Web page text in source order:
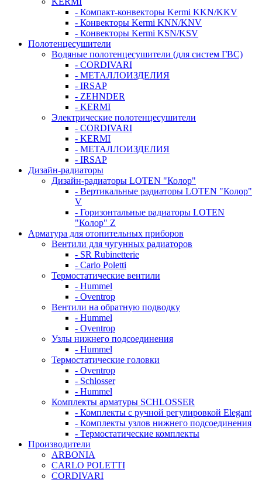
- Компакт-конвекторы Kermi KKN/KKV
- Конвекторы Kermi KNN/KNV
- Конвекторы Kermi KSN/KSV
Полотенцесушители
Водяные полотенцесушители (для систем ГВС)
- CORDIVARI
- МЕТАЛЛОИЗДЕЛИЯ
- IRSAP
- ZEHNDER
- KERMI
Электрические полотенцесушители
- CORDIVARI
- KERMI
- МЕТАЛЛОИЗДЕЛИЯ
- IRSAP
Дизайн-радиаторы
Дизайн-радиаторы LOTEN "Колор"
- Вертикальные радиаторы LOTEN "Колор"
V
- Горизонтальные радиаторы LOTEN
"Колор" Z
Арматура для отопительных приборов
Вентили для чугунных радиаторов
- SR Rubinetterie
- Carlo Poletti
Термостатические вентили
- Hummel
- Oventrop
Вентили на обратную подводку
- Hummel
- Oventrop
Узлы нижнего подсоединения
- Hummel
Термостатические головки
- Oventrop
- Schlosser
- Hummel
Комплекты арматуры SCHLOSSER
- Комплекты с ручной регулировкой Elegant
- Комплекты узлов нижнего подсоединения
- Термостатические комплекты
Производители
ARBONIA
CARLO POLETTI
CORDIVARI